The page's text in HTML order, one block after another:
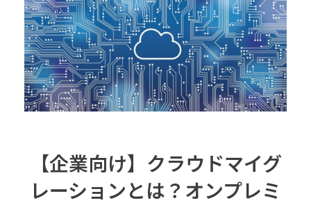
【企業向け】クラウドマイグ
レーションとは？オンプレミ